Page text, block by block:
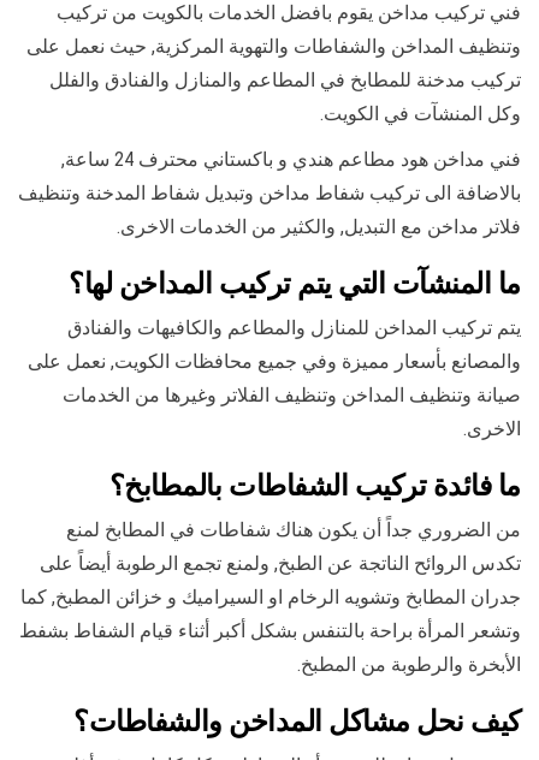
فني تركيب مداخن يقوم بافضل الخدمات بالكويت من تركيب
وتنظيف المداخن والشفاطات والتهوية المركزية, حيث نعمل على
تركيب مدخنة للمطابخ في المطاعم والمنازل والفنادق والفلل
وكل المنشآت في الكويت.
فني مداخن هود مطاعم هندي و باكستاني محترف 24 ساعة,
بالاضافة الى تركيب شفاط مداخن وتبديل شفاط المدخنة وتنظيف
فلاتر مداخن مع التبديل, والكثير من الخدمات الاخرى.
ما المنشآت التي يتم تركيب المداخن لها؟
يتم تركيب المداخن للمنازل والمطاعم والكافيهات والفنادق
والمصانع بأسعار مميزة وفي جميع محافظات الكويت, نعمل على
صيانة وتنظيف المداخن وتنظيف الفلاتر وغيرها من الخدمات
الاخرى.
ما فائدة تركيب الشفاطات بالمطابخ؟
من الضروري جداً أن يكون هناك شفاطات في المطابخ لمنع
تكدس الروائح الناتجة عن الطبخ, ولمنع تجمع الرطوبة أيضاً على
جدران المطابخ وتشويه الرخام او السيراميك و خزائن المطبخ, كما
وتشعر المرأة براحة بالتنفس بشكل أكبر أثناء قيام الشفاط بشفط
الأبخرة والرطوبة من المطبخ.
كيف نحل مشاكل المداخن والشفاطات؟